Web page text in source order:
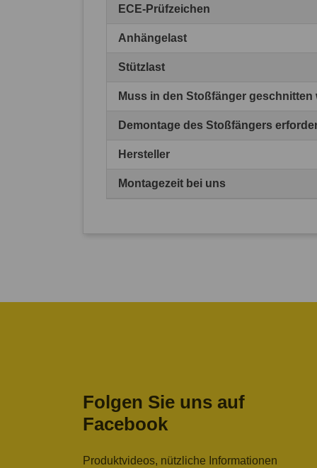
ECE-Prüfzeichen
Anhängelast
Stützlast
Muss in den Stoßfänger geschnitten
Demontage des Stoßfängers
Hersteller
Montagezeit bei uns
Folgen Sie uns auf
Facebook
Produktvideos, nützliche Informationen